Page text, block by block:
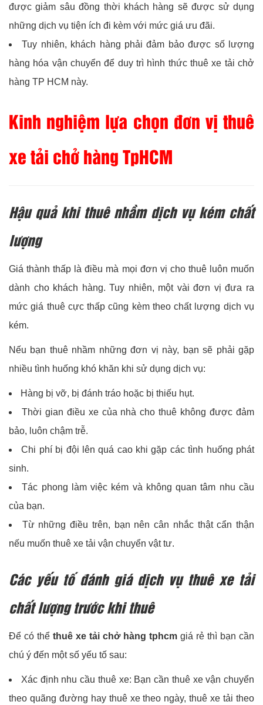
được giảm sâu đồng thời khách hàng sẽ được sử dụng
những dịch vụ tiện ích đi kèm với mức giá ưu đãi.
Tuy nhiên, khách hàng phải đảm bảo được số lượng
hàng hóa vận chuyển để duy trì hình thức thuê xe tải chở
hàng TP HCM này.
Kinh nghiệm lựa chọn đơn vị thuê
xe tải chở hàng TpHCM
Hậu quả khi thuê nhầm dịch vụ kém chất
lượng
Giá thành thấp là điều mà mọi đơn vị cho thuê luôn muốn
dành cho khách hàng. Tuy nhiên, một vài đơn vị đưa ra
mức giá thuê cực thấp cũng kèm theo chất lượng dịch vụ
kém.
Nếu bạn thuê nhầm những đơn vị này, bạn sẽ phải gặp
nhiều tình huống khó khăn khi sử dụng dịch vụ:
Hàng bị vỡ, bị đánh tráo hoặc bị thiếu hụt.
Thời gian điều xe của nhà cho thuê không được đảm
bảo, luôn chậm trễ.
Chi phí bị đội lên quá cao khi gặp các tình huống phát
sinh.
Tác phong làm việc kém và không quan tâm nhu cầu
của bạn.
Từ những điều trên, bạn nên cân nhắc thật cẩn thận
nếu muốn thuê xe tải vận chuyển vật tư.
Các yếu tố đánh giá dịch vụ thuê xe tải
chất lượng trước khi thuê
Để có thể thuê xe tải chở hàng tphcm giá rẻ thì bạn cần
chú ý đến một số yếu tố sau:
Xác định nhu cầu thuê xe: Bạn cần thuê xe vận chuyển
theo quãng đường hay thuê xe theo ngày, thuê xe tải theo